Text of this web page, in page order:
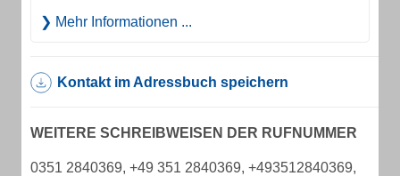
Mehr Informationen ...
Kontakt im Adressbuch speichern
WEITERE SCHREIBWEISEN DER RUFNUMMER
0351 2840369, +49 351 2840369, +493512840369,